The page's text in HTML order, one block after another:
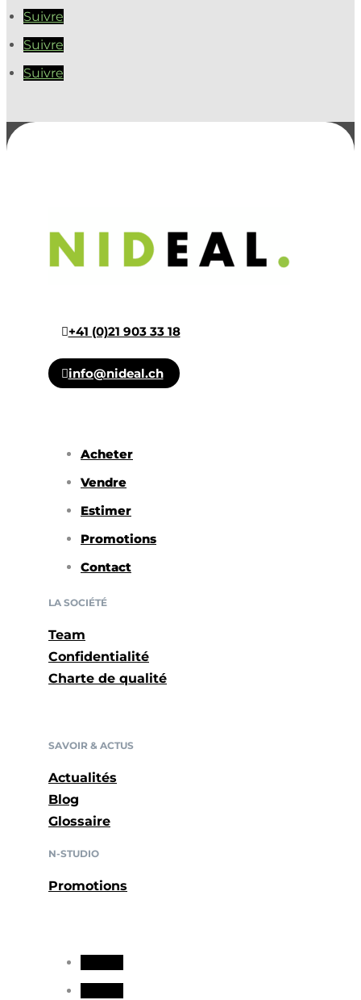
Suivre
Suivre
Suivre
+41 (0)21 903 33 18
info@nideal.ch
Acheter
Vendre
Estimer
Promotions
Contact
LA SOCIÉTÉ
Team
Confidentialité
Charte de qualité
SAVOIR & ACTUS
Actualités
Blog
Glossaire
N-STUDIO
Promotions